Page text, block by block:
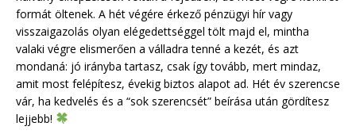
formát öltenek. A hét végére érkező pénzügyi hír vagy
visszaigazolás olyan elégedettséggel tölt majd el, mintha
valaki végre elismerően a válladra tenné a kezét, és azt
mondaná: jó irányba tartasz, csak így tovább, mert mindaz,
amit most felépítesz, évekig biztos alapot ad. Hét év szerencse
vár, ha kedvelés és a “sok szerencsét” beírása után gördítesz
lejjebb!